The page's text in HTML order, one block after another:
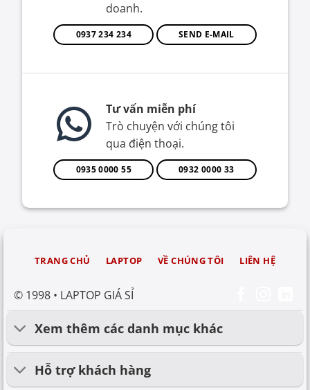
doanh.
0937 234 234 SEND E-MAIL
Tư vấn miễn phí
Trò chuyện với chúng tôi
qua điện thoại.
0935 0000 55 0932 0000 33
© 1998 • LAPTOP GIÁ SỈ
TRANG CHỦ LAPTOP VỀ CHÚNG TÔI LIÊN HỆ
Xem thêm các danh mục khác
Hỗ trợ khách hàng